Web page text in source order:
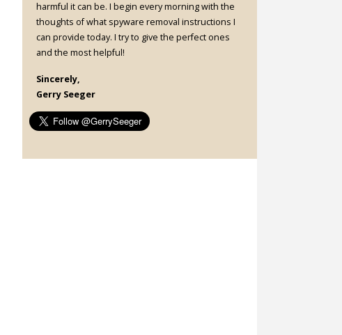
harmful it can be. I begin every morning with the
thoughts of what spyware removal instructions I
can provide today. I try to give the perfect ones
and the most helpful!
Sincerely,
Gerry Seeger